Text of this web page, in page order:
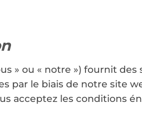
» ou « notre ») fournit
par le biais de notre site
acceptez les conditions